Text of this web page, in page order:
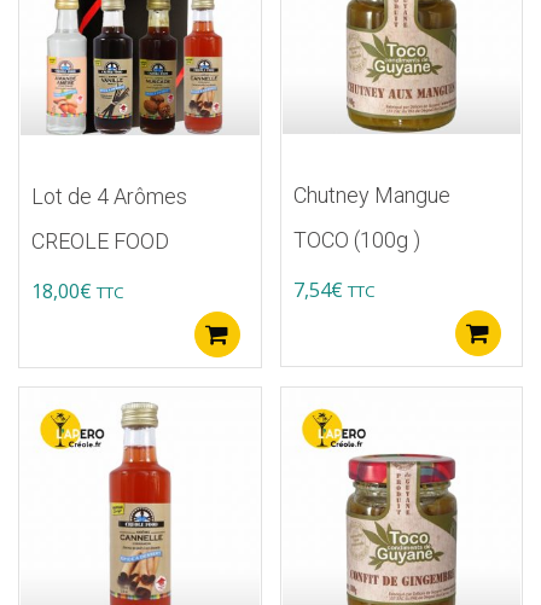
Lot de 4 Arômes
CREOLE FOOD
18,00€ TTC
Chutney Mangue
TOCO (100g )
7,54€ TTC